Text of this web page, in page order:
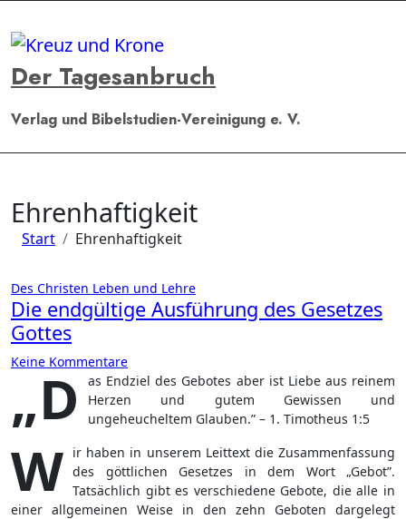
Inhalt
springen
Der Tagesanbruch
Verlag und Bibelstudien-Vereinigung e. V.
Ehrenhaftigkeit
Start Ehrenhaftigkeit
Des Christen Leben und Lehre
Die endgültige Ausführung des Gesetzes
Gottes
Keine Kommentare
„D
as Endziel des Gebotes aber ist Liebe aus reinem
Herzen und gutem Gewissen und
ungeheucheltem Glauben.” – 1. Timotheus 1:5
W ir haben in unserem Leittext die Zusammenfassung
des göttlichen Gesetzes in dem Wort „Gebot”.
Tatsächlich gibt es verschiedene Gebote, die alle in
einer allgemeinen Weise in den zehn Geboten dargelegt